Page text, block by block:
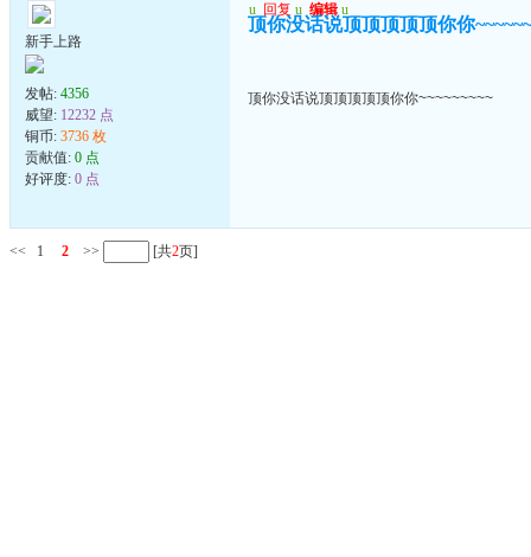
新手上路
发帖: 4356
威望: 12232 点
铜币: 3736 枚
贡献值: 0 点
好评度: 0 点
u 回复 u 编辑 u
顶你没话说顶顶顶顶顶你你
顶你没话说顶顶顶顶顶你你~~~~~~~~~
<< 1 2 >> [共2页]